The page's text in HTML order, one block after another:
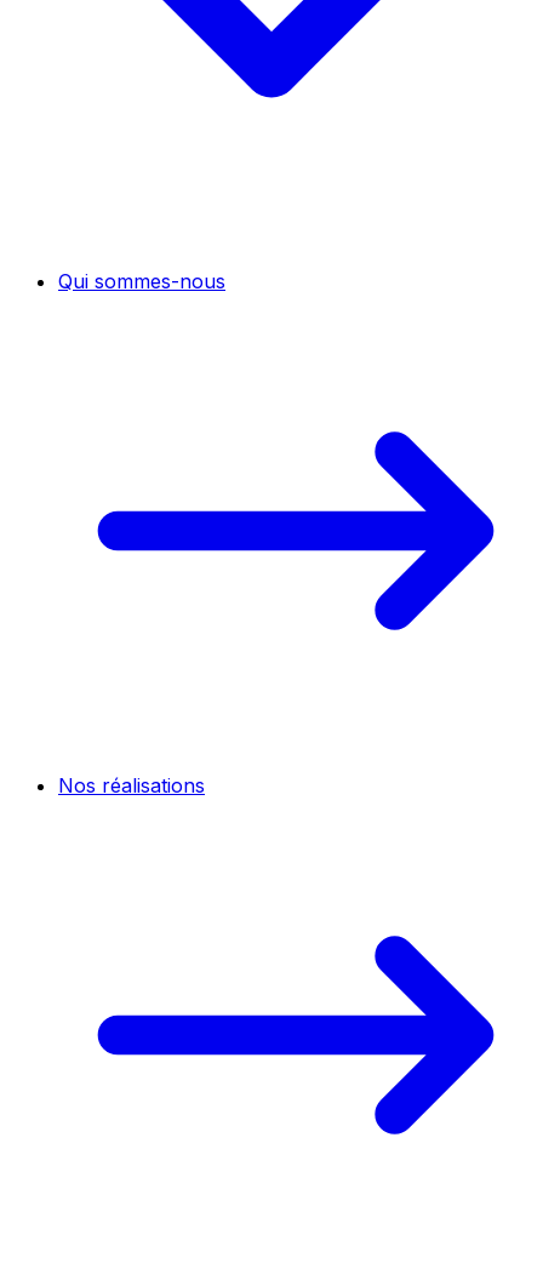
Qui sommes-nous
Nos réalisations